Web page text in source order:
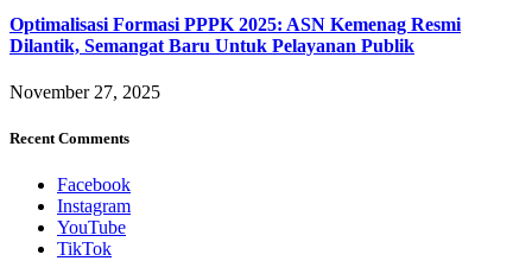
Optimalisasi Formasi PPPK 2025: ASN Kemenag Resmi
Dilantik, Semangat Baru Untuk Pelayanan Publik
November 27, 2025
Recent Comments
Facebook
Instagram
YouTube
TikTok